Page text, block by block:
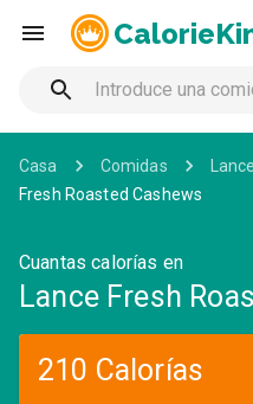
Casa Comidas Lance
Fresh Roasted Cashews
Cuantas calorías en
Lance Fresh
210 Calorías